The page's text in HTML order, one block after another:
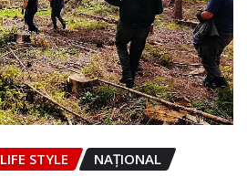
LIFE STYLE NAŢIONAL